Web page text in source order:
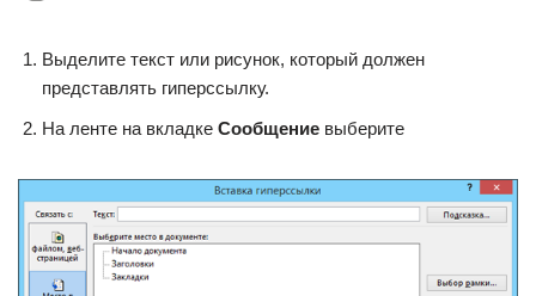
Выделите текст или рисунок, который должен
представлять гиперссылку.
На ленте на вкладке Сообщение выберите